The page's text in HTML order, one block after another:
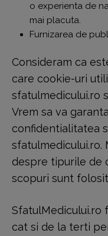
o experienta de
mai placuta.
Furnizarea de
Consideram ca
care cookie-uri
sfatulmedicului.ro
Vrem sa va
confidentialitatea
sfatulmedicului.ro.
despre tipurile de
scopuri sunt
SfatulMedicului.ro
cat si de la terti